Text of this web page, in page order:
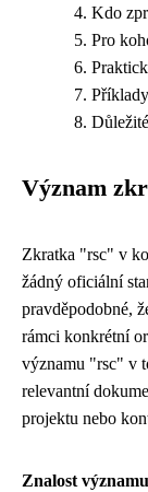
Kdo
Pro
Význam
Zkratka "rsc" v
žádný oficiální
pravděpodobné,
rámci konkrétní
významu "rsc" v
relevantní
projektu nebo
Znalost